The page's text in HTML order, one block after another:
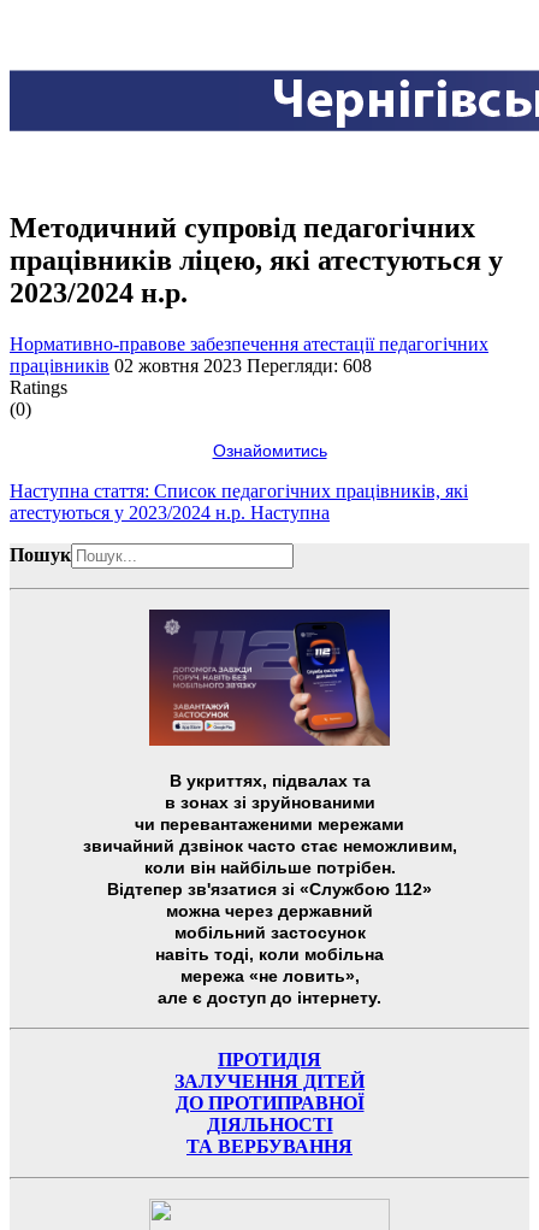
Методичний супровід педагогічних
працівників ліцею, які атестуються у
2023/2024 н.р.
Нормативно-правове забезпечення атестації педагогічних
працівників 02 жовтня 2023 Перегляди: 608
Ratings
(0)
Ознайомитись
Наступна стаття: Список педагогічних працівників, які
атестуються у 2023/2024 н.р. Наступна
Пошук
В укриттях, підвалах та
в зонах зі зруйнованими
чи перевантаженими мережами
звичайний дзвінок часто стає неможливим,
коли він найбільше потрібен.
Відтепер зв'язатися зі «Службою 112»
можна через державний
мобільний застосунок
навіть тоді, коли мобільна
мережа «не ловить»,
але є доступ до інтернету.
ПРОТИДІЯ
ЗАЛУЧЕННЯ ДІТЕЙ
ДО ПРОТИПРАВНОЇ
ДІЯЛЬНОСТІ
ТА ВЕРБУВАННЯ